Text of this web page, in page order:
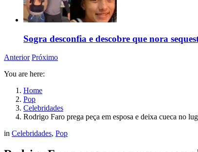
Sogra desconfia e descobre que nora
Anterior Próximo
You are here:
Home
Pop
Celebridades
Rodrigo Faro prega peça em esposa e deixa cueca no
in Celebridades, Pop